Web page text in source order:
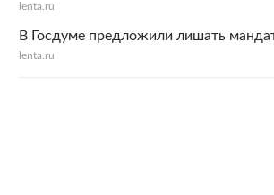
lenta.ru
В Госдуме предложили лишать
lenta.ru